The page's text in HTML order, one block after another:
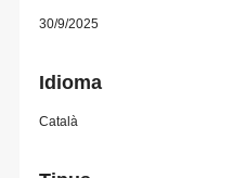
30/9/2025
Idioma
Català